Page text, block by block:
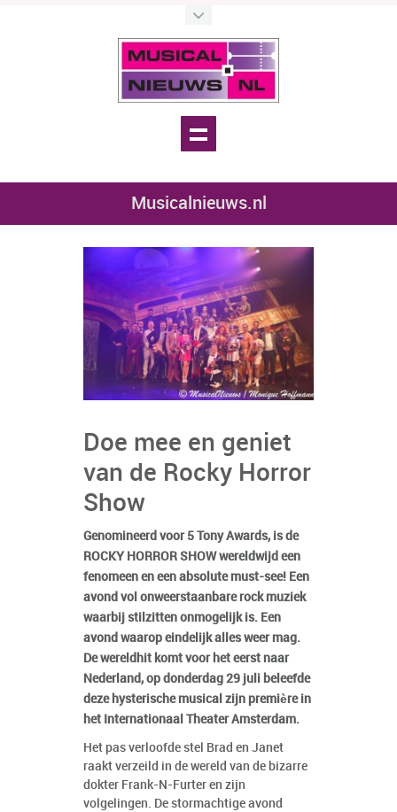
Musicalnieuws.nl
Doe mee en geniet
van de Rocky Horror
Show
Genomineerd voor 5 Tony Awards, is de
ROCKY HORROR SHOW wereldwijd een
fenomeen en een absolute must-see! Een
avond vol onweerstaanbare rock muziek
waarbij stilzitten onmogelijk is. Een
avond waarop eindelijk alles weer mag.
De wereldhit komt voor het eerst naar
Nederland, op donderdag 29 juli beleefde
deze hysterische musical zijn première in
het Internationaal Theater Amsterdam.
Het pas verloofde stel Brad en Janet
raakt verzeild in de wereld van de bizarre
dokter Frank-N-Furter en zijn
volgelingen. De stormachtige avond